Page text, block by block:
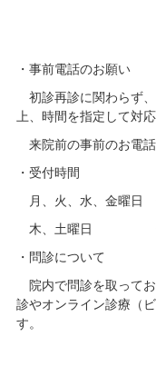
・事前電話のお願い
初診再診に関わらず
上、時間を指定して対応
来院前の事前のお電話
・受付時間
月、火、水、金曜日
木、土曜日
・問診について
院内で問診を取って
診やオンライン診療（
す。